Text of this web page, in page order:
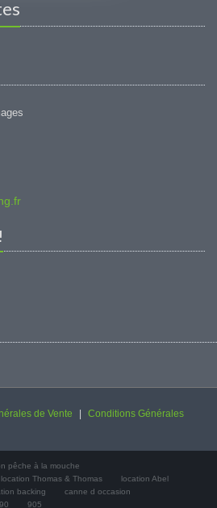
de Vente
Conditions Générales
pêche à la mouche
location Thomas & Thomas
location Abel
backing
canne d occasion
90 905